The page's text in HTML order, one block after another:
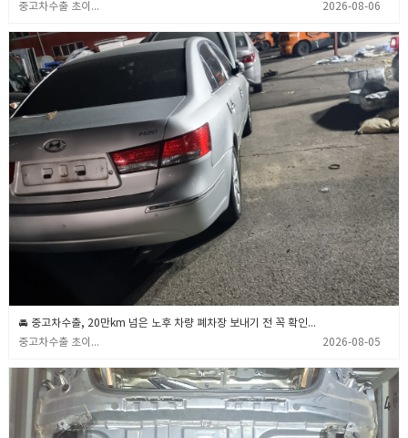
중고차수출 초이무역
2026-08-06
🚘 중고차수출, 20만km 넘은 노후 차량 폐차장 보내기 전 꼭 확인해야 할 3가지 💡 (중고차수출 초이무역)
중고차수출 초이무역
2026-08-05